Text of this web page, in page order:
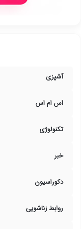
آشپزی
اس ام اس
تکنولوژی
خبر
دکوراسیون
روابط زناشویی